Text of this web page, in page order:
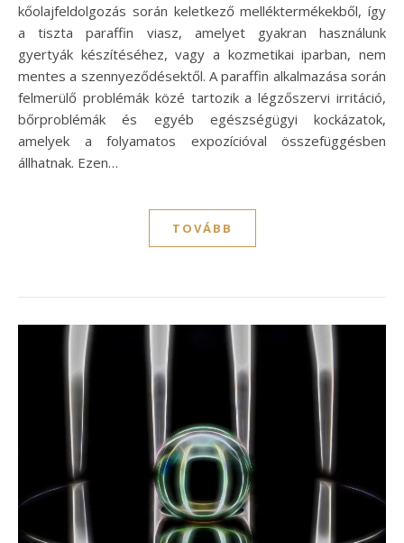
kőolajfeldolgozás során keletkező melléktermékekből, így
a tiszta paraffin viasz, amelyet gyakran használunk
gyertyák készítéséhez, vagy a kozmetikai iparban, nem
mentes a szennyeződésektől. A paraffin alkalmazása során
felmerülő problémák közé tartozik a légzőszervi irritáció,
bőrproblémák és egyéb egészségügyi kockázatok,
amelyek a folyamatos expozícióval összefüggésben
állhatnak. Ezen…
TOVÁBB